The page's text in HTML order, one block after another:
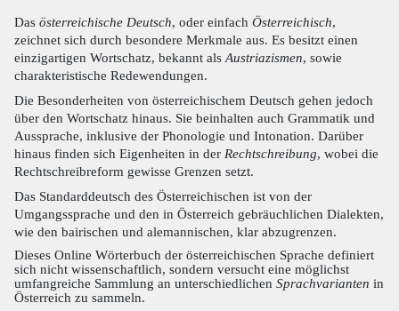
Das österreichische Deutsch, oder einfach Österreichisch,
zeichnet sich durch besondere Merkmale aus. Es besitzt einen
einzigartigen Wortschatz, bekannt als Austriazismen, sowie
charakteristische Redewendungen.
Die Besonderheiten von österreichischem Deutsch gehen jedoch
über den Wortschatz hinaus. Sie beinhalten auch Grammatik und
Aussprache, inklusive der Phonologie und Intonation. Darüber
hinaus finden sich Eigenheiten in der Rechtschreibung, wobei die
Rechtschreibreform gewisse Grenzen setzt.
Das Standarddeutsch des Österreichischen ist von der
Umgangssprache und den in Österreich gebräuchlichen Dialekten,
wie den bairischen und alemannischen, klar abzugrenzen.
Dieses Online Wörterbuch der österreichischen Sprache definiert
sich nicht wissenschaftlich, sondern versucht eine möglichst
umfangreiche Sammlung an unterschiedlichen Sprachvarianten in
Österreich zu sammeln.